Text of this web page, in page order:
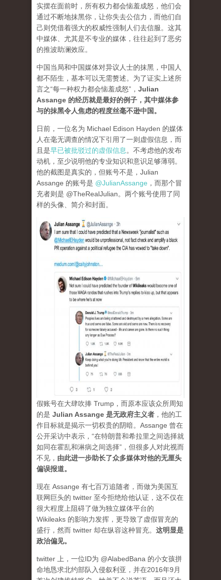
实摆在面前时，所有权力都会恼羞成怒，他们会
通过不断地抹黑你，让你失去公信力，而他们自
己则凭借着强大的权威性强制人们去信服。这其
中媒体、尤其是不专业的媒体，往往起到了恶劣
的推波助澜效应。
中国当局和中国媒体对异议人士的抹黑，中国人
都不陌生，基本可以无需赘述。为了证实上述所
言之“每一种权力都会恼羞成怒”， Julian
Assange 的经历就是最好的例子，其中媒体参
与的抹黑令人焦虑的程度丝毫不逊中国。
日前，一位名为 Michael Edison Hayden 的媒体
人在毫无调查的情况下引用了一则虚假信息，而
且是早已被批驳过的虚假信息 。不考虑他的发布
动机，至少说明他的专业知识和意识足够薄弱。
他的截图是真实的，但账号不是，Julian
Assange 的账号是 @JulianAssange ，而那个冒
充者则是 @TheRealJulian。两个账号使用了同
样的头像、简介和封面。
假账号在大肆吹捧 Trump，而原本应该众所周知
的是 Julian Assange 是无政府主义者 ，他的工
作目标就是揭示一切权贵的阴暗。Assange 曾在
公开采访中表示，“在特朗普和希拉里之间选择就
如同在霍乱和淋病之间选择”，但很多人对此视而
不见， 由此进一步助长了众多媒体对他的无厘头
偏误报道。
现在 Assange 有七百万追随者，而做为美国互
联网巨头的 twitter 至今拒绝给他认证，这不仅在
很大程度上阻碍了做为独立媒体平台的
Wikileaks 的影响力发挥，更导致了虚假冒充的
盛行，然而 twitter 却在纵容这种冒充。 这明显是
政治偏见。
twitter 上，一位ID为 @AlabedBana 的小女孩拼
命地恳求北约部队入侵叙利亚，并在2016年9月